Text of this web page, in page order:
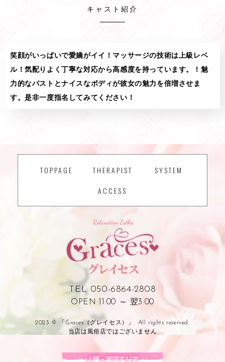
キャスト紹介
笑顔がいっぱいで愛嬌がイイ！マッサージの技術は上級レベ
ル！気配りよく丁寧な対応から高感度を持っています。！魅
力的なバストとナイスなボディが彼女の魅力を倍増させま
す。是非一度指名してみてください！
TOPPAGE THERAPIST
SYSTEM
ACCESS
TEL 050-6864-2808
OPEN 11:00 ～ 翌3:00
2023 © 「Graces（グレイセス）」. All rights reserved.
当店は風俗店ではございません